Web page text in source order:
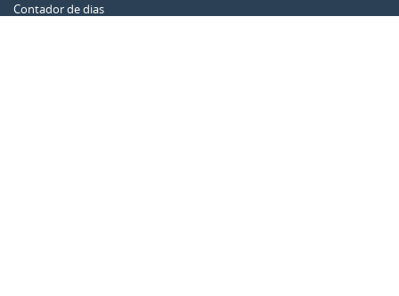
Contador de dias